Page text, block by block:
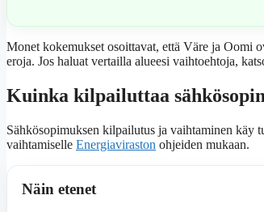
Monet kokemukset osoittavat, että Väre ja Oomi
eroja. Jos haluat vertailla alueesi vaihtoehtoja,
Kuinka kilpailuttaa
Sähkösopimuksen kilpailutus ja vaihtaminen käy
vaihtamiselle Energiaviraston ohjeiden mukaan.
Näin etenet